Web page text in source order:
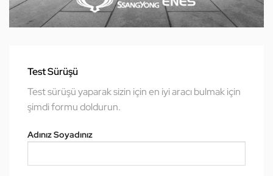
Test Sürüşü
Test sürüşü yaparak sizin için en iyi aracı bulmak için
şimdi formu doldurun.
Adınız Soyadınız